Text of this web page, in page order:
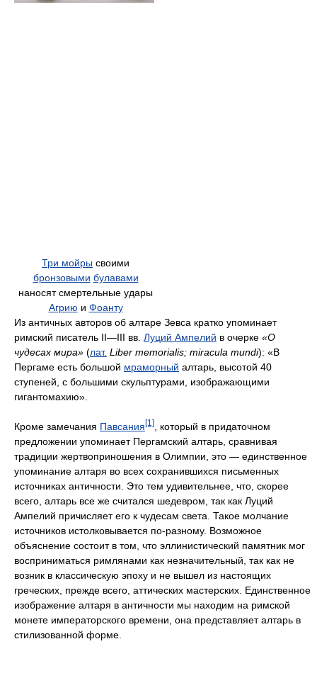
Три мойры своими
бронзовыми булавами
наносят смертельные удары
Агрию и Фоанту
Из античных авторов об алтаре Зевса кратко упоминает
римский писатель II—III вв. Луций Ампелий в очерке «О
чудесах мира» (лат. Liber memorialis; miracula mundi): «В
Пергаме есть большой мраморный алтарь, высотой 40
ступеней, с большими скульптурами, изображающими
гигантомахию».
Кроме замечания Павсания[1]
, который в придаточном
предложении упоминает Пергамский алтарь, сравнивая
традиции жертвоприношения в Олимпии, это — единственное
упоминание алтаря во всех сохранившихся письменных
источниках античности. Это тем удивительнее, что, скорее
всего, алтарь все же считался шедевром, так как Луций
Ампелий причисляет его к чудесам света. Такое молчание
источников истолковывается по-разному. Возможное
объяснение состоит в том, что эллинистический памятник мог
восприниматься римлянами как незначительный, так как не
возник в классическую эпоху и не вышел из настоящих
греческих, прежде всего, аттических мастерских. Единственное
изображение алтаря в античности мы находим на римской
монете императорского времени, она представляет алтарь в
стилизованной форме.